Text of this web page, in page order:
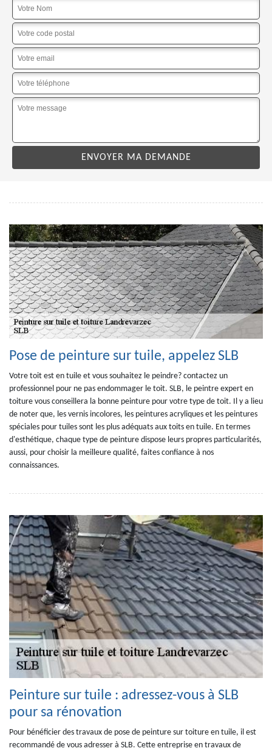
Pose de peinture sur tuile, appelez SLB
Votre toit est en tuile et vous souhaitez le peindre? contactez un
professionnel pour ne pas endommager le toit. SLB, le peintre expert en
toiture vous conseillera la bonne peinture pour votre type de toit. Il y a lieu
de noter que, les vernis incolores, les peintures acryliques et les peintures
spéciales pour tuiles sont les plus adéquats aux toits en tuile. En termes
d'esthétique, chaque type de peinture dispose leurs propres particularités,
aussi, pour choisir la meilleure qualité, faites confiance à nos
connaissances.
Peinture sur tuile : adressez-vous à SLB
pour sa rénovation
Pour bénéficier des travaux de pose de peinture sur toiture en tuile, il est
recommandé de vous adresser à SLB. Cette entreprise en travaux de